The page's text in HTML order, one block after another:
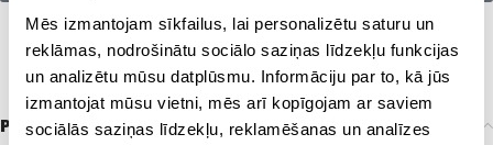
Mēs izmantojam sīkfailus, lai personalizētu saturu un
reklāmas, nodrošinātu sociālo saziņas līdzekļu funkcijas
un analizētu mūsu datplūsmu. Informāciju par to, kā jūs
izmantojat mūsu vietni, mēs arī kopīgojam ar saviem
sociālās saziņas līdzekļu, reklamēšanas un analīzes
Papildu informācija